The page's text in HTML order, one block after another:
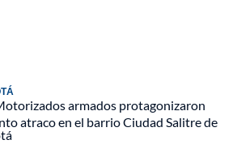
armados protagonizaron
atraco en el barrio Ciudad Salitre de